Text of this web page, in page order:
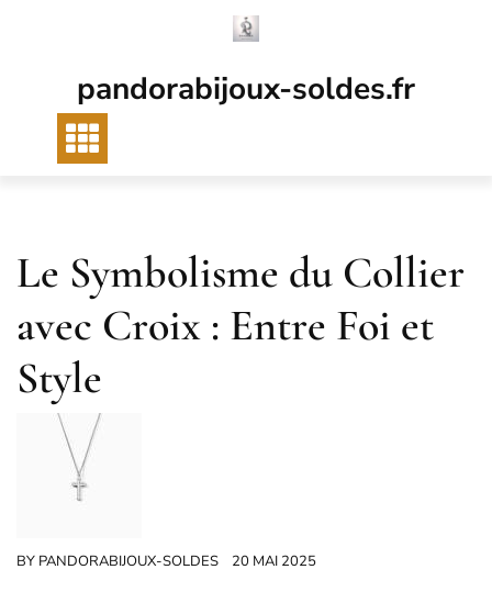
pandorabijoux-soldes.fr
Le Symbolisme du Collier
avec Croix : Entre Foi et
Style
BY PANDORABIJOUX-SOLDES 20 MAI 2025